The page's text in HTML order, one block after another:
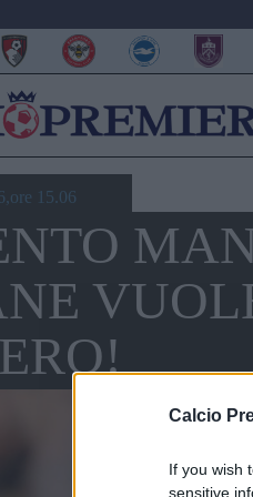
Calcio
If you wish
sensitive
15.06